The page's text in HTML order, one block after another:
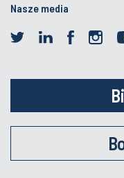
Nasze media